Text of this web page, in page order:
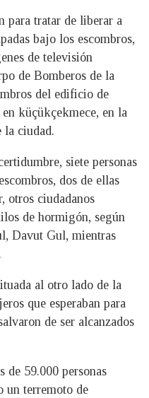
para tratar de liberar a
bajo los escombros,
de televisión
de Bomberos de la
del edificio de
küçükçekmece, en la
la ciudad.
siete personas
dos de ellas
otros ciudadanos
de hormigón, según
Davut Gul, mientras
al otro lado de la
que esperaban para
de ser alcanzados
de 59.000 personas
un terremoto de